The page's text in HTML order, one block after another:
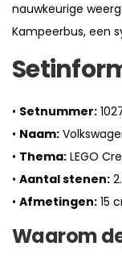
nauwkeurige
Kampeerbus, een
• Setnummer:
• Naam:
• Thema: LEGO
• Aantal stenen:
• Afmetingen: 15
Waarom